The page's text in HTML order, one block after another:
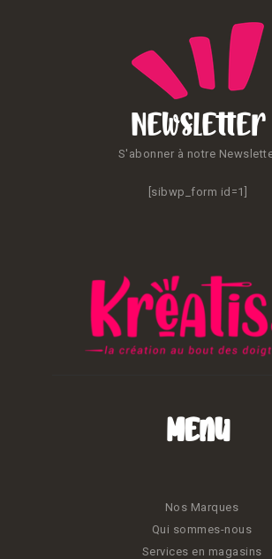
Newsletter
S'abonner à notre
[sibwp_form id=1]
Menu
Nos Marques
Qui sommes-nous
Services en magasins